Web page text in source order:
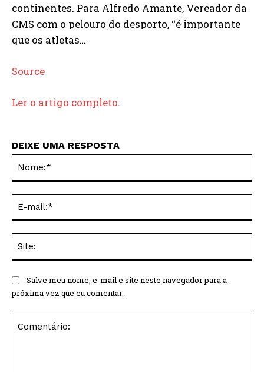
continentes. Para Alfredo Amante, Vereador da
CMS com o pelouro do desporto, “é importante
que os atletas…
Source
Ler o artigo completo.
DEIXE UMA RESPOSTA
Salve meu nome, e-mail e site neste navegador para a
próxima vez que eu comentar.